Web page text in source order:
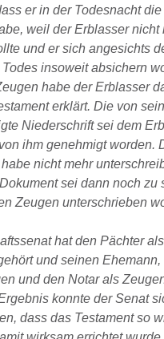
er in der Todesnacht
weil der Erblasser nicht
und er sich angesichts
insoweit absichern
habe der Erblasser
erklärt. Die von
Niederschrift sei dem
ihm genehmigt worden.
nicht mehr
sei dann noch zu
Zeugen unterschrieben
hat den Pächter als
und seinen Ehemann,
und den Notar als
konnte der Senat
dass das Testament so